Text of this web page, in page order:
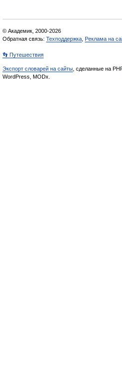
© Академик, 2000-2026
Обратная связь: Техподдержка Реклама на
👣 Путешествия
Экспорт словарей на сайты , сделанные на
WordPress, MODx.